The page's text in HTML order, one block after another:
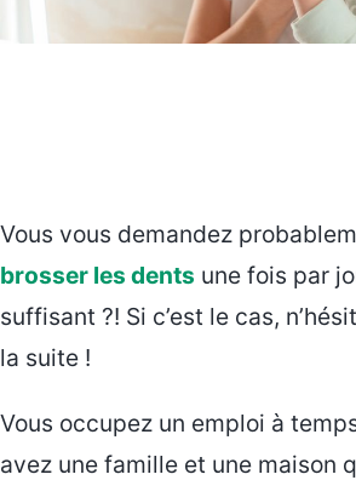
Vous vous demandez
brosser les dents une fois par
suffisant ?! Si c’est le cas,
la suite !
Vous occupez un emploi à
avez une famille et une maison